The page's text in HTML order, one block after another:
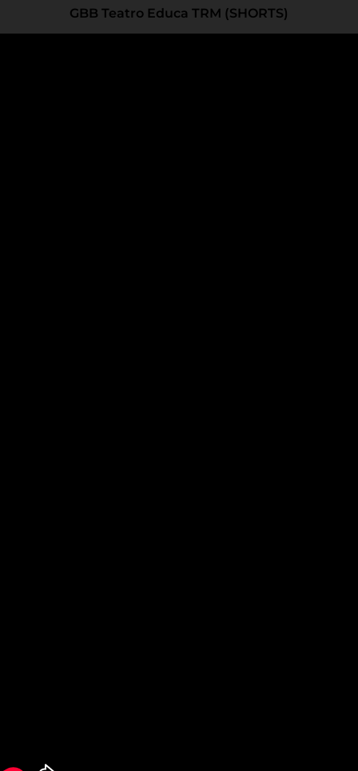
GBB Teatro Educa TRM (SHORTS)